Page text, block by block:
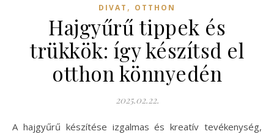
DIVAT , OTTHON
Hajgyűrű tippek és
trükkök: így készítsd el
otthon könnyedén
2025.02.22.
A hajgyűrű készítése izgalmas és kreatív tevékenység,